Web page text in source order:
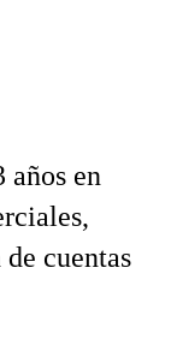
en
cuentas